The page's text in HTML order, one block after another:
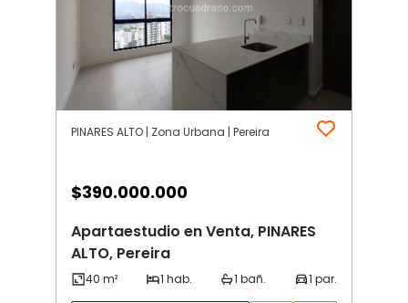
PINARES ALTO | Zona Urbana | Pereira
$390.000.000
Apartaestudio en Venta, PINARES
ALTO, Pereira